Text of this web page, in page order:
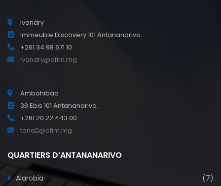
Ivandry
Immeuble Discovery 101 Antananarivo.
+261 34 98 671 10
ivandry@ofim.mg
Ambohibao
39 Ebis 101 Antananarivo.
+261 20 22 443 00
tana2@ofim.mg
QUARTIERS D’ANTANANARIVO
Alarobia
(7)